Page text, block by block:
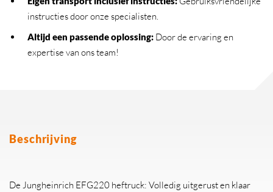
instructies door onze specialisten.
Altijd een passende oplossing:Door de ervaring en
expertise van ons team!
Beschrijving
De Jungheinrich EFG220 heftruck: Volledig uitgerust en klaar